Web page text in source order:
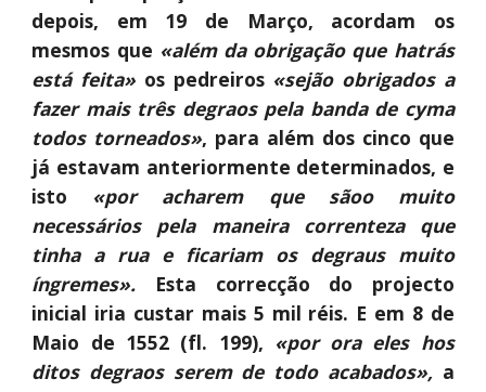
depois, em 19 de Março, acordam os
mesmos que «além da obrigação que hatrás
está feita» os pedreiros «sejão obrigados a
fazer mais três degraos pela banda de cyma
todos torneados», para além dos cinco que
já estavam anteriormente determinados, e
isto «por acharem que sãoo muito
necessários pela maneira correnteza que
tinha a rua e ficariam os degraus muito
íngremes». Esta correcção do projecto
inicial iria custar mais 5 mil réis. E em 8 de
Maio de 1552 (fl. 199), «por ora eles hos
ditos degraos serem de todo acabados», a